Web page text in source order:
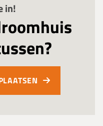
in!